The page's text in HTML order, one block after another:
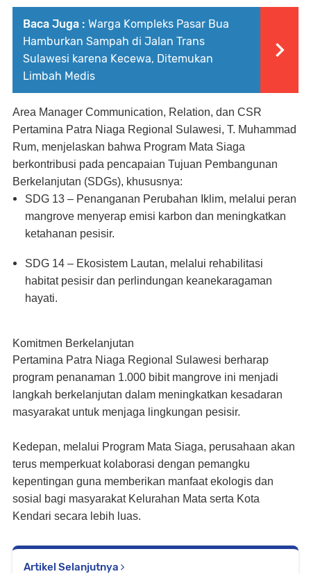
Baca Juga : Warga Kompleks Pasar Bua
Hamburkan Sampah di Jalan Trans
Sulawesi karena Kecewa, Ditemukan
Limbah Medis
Area Manager Communication, Relation, dan CSR
Pertamina Patra Niaga Regional Sulawesi, T. Muhammad
Rum, menjelaskan bahwa Program Mata Siaga
berkontribusi pada pencapaian Tujuan Pembangunan
Berkelanjutan (SDGs), khususnya:
SDG 13 – Penanganan Perubahan Iklim, melalui peran
mangrove menyerap emisi karbon dan meningkatkan
ketahanan pesisir.
SDG 14 – Ekosistem Lautan, melalui rehabilitasi
habitat pesisir dan perlindungan keanekaragaman
hayati.
Komitmen Berkelanjutan
Pertamina Patra Niaga Regional Sulawesi berharap
program penanaman 1.000 bibit mangrove ini menjadi
langkah berkelanjutan dalam meningkatkan kesadaran
masyarakat untuk menjaga lingkungan pesisir.
Kedepan, melalui Program Mata Siaga, perusahaan akan
terus memperkuat kolaborasi dengan pemangku
kepentingan guna memberikan manfaat ekologis dan
sosial bagi masyarakat Kelurahan Mata serta Kota
Kendari secara lebih luas.
Artikel Selanjutnya